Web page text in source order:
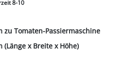
8-10
zu Tomaten-Passiermaschine
(Länge x Breite x Höhe)